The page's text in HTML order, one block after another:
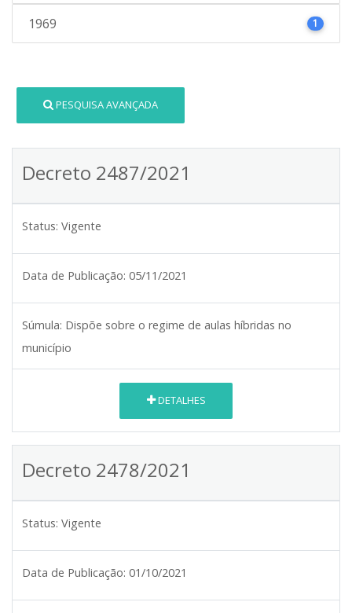
1969 1
PESQUISA AVANÇADA
Decreto 2487/2021
Status: Vigente
Data de Publicação: 05/11/2021
Súmula: Dispõe sobre o regime de aulas híbridas no
município
DETALHES
Decreto 2478/2021
Status: Vigente
Data de Publicação: 01/10/2021